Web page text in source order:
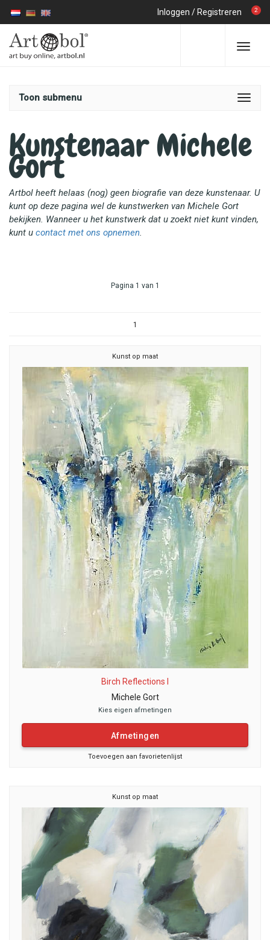
Inloggen / Registreren 2
Toon submenu
Kunstenaar Michele
Gort
Artbol heeft helaas (nog) geen biografie van deze kunstenaar. U
kunt op deze pagina wel de kunstwerken van Michele Gort
bekijken. Wanneer u het kunstwerk dat u zoekt niet kunt vinden,
kunt u contact met ons opnemen.
Pagina 1 van 1
1
Kunst op maat
Birch Reflections I
Michele Gort
Kies eigen afmetingen
Afmetingen
Toevoegen aan favorietenlijst
Kunst op maat